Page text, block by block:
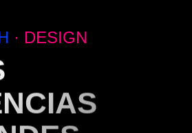
· DESIGN